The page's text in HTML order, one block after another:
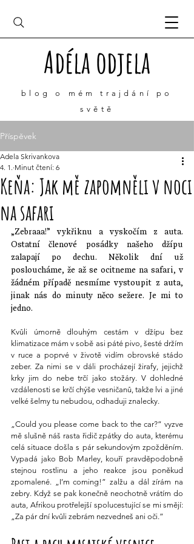
Adéla odjela
blog o mémtrajdání
po
světě
Příspěvek
Keňa: Jak mě zapomněli v noci
na safari
Adela Skrivankova
4. 1. Minut čtení: 6
„Zebraaa!” vykřiknu a vyskočím z auta.
Ostatní členové posádky našeho džípu
zalapají po dechu. Několik dní už
posloucháme, že až se ocitneme na safari, v
žádném případě nesmíme vystoupit z auta,
jinak nás do minuty něco sežere. Je mi to
jedno.
Kvůli úmorně dlouhým cestám v džípu bez
klimatizace mám v sobě asi páté pivo, šesté držím
v ruce a poprvé v životě vidím obrovské stádo
zeber. Za nimi se v dáli procházejí žirafy, jejichž
krky jim do nebe trčí jako stožáry. V dohledné
vzdálenosti se krčí chýše vesničanů, takže lvi a jiné
velké šelmy tu nebudou, odhaduji znalecky.
„Could you please come back to the car?” vyzve
mě slušně náš rasta řidič zpátky do auta, kterému
celá situace došla s pár sekundovým zpožděním.
Vypadá jako Bob Marley, kouří pravděpodobně
stejnou rostlinu a jeho reakce jsou poněkud
zpomalené. „I’m coming!” zalžu a dál zírám na
zebry. Když se pak konečně neochotně vrátím do
auta, Afrikou protřelejší spolucestující se mi smějí:
„Za pár dní kvůli zebrám nezvedneš ani oči.”